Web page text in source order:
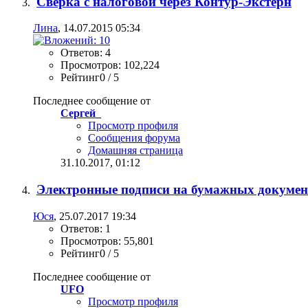
Лина, 14.07.2015 05:34
Ответов: 4
Просмотров: 102,224
Рейтинг0 / 5
Последнее сообщение от
Сергей_
Просмотр профиля
Сообщения форума
Домашняя страница
31.10.2017, 01:12
Электронные подписи на бумажных
Юся, 25.07.2017 19:34
Ответов: 1
Просмотров: 55,801
Рейтинг0 / 5
Последнее сообщение от
UFO
Просмотр профиля